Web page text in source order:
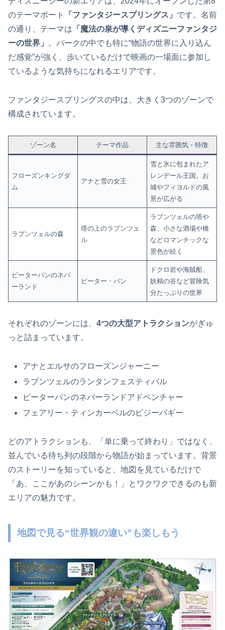
のテーマポート
「ファンタジースプリングス」 です。名前
の通り、テーマは 「魔法の泉が導くディズニーファンタジ
ーの世界」 。パークの中でも特に“物語の世界に入り込ん
だ感覚”が強く、歩いているだけで映画の一場面に参加し
ているような気持ちになれるエリアです。
ファンタジースプリングスの中は、大きく3つのゾーンで
構成されています。
ゾーン名 テーマ作品 主な雰囲気・特徴
フローズンキングダ
ム
アナと雪の女王
雪と氷に包まれたア
レンデール王国。お
城やフィヨルドの風
景が広がる
ラプンツェルの森
塔の上のラプンツェ
ル
ラプンツェルの塔や
森、小さな酒場や橋
などロマンチックな
景色が続く
ピーターパンのネバ
ーランド
ピーター・パン
ドクロ岩や海賊船、
妖精の谷など冒険気
分たっぷりの世界
それぞれのゾーンには、 4つの大型アトラクションがぎゅ
っと詰まっています。
アナとエルサのフローズンジャーニー
ラプンツェルのランタンフェスティバル
ピーターパンのネバーランドアドベンチャー
フェアリー・ティンカーベルのビジーバギー
どのアトラクションも、「単に乗って終わり」ではなく、
並んでいる待ち列の段階から物語が始まっています。背景
のストーリーを知っていると、地図を見ているだけで
「あ、ここがあのシーンかも！」とワクワクできるのも新
エリアの魅力です。
地図で見る“世界観の違い”も楽しもう